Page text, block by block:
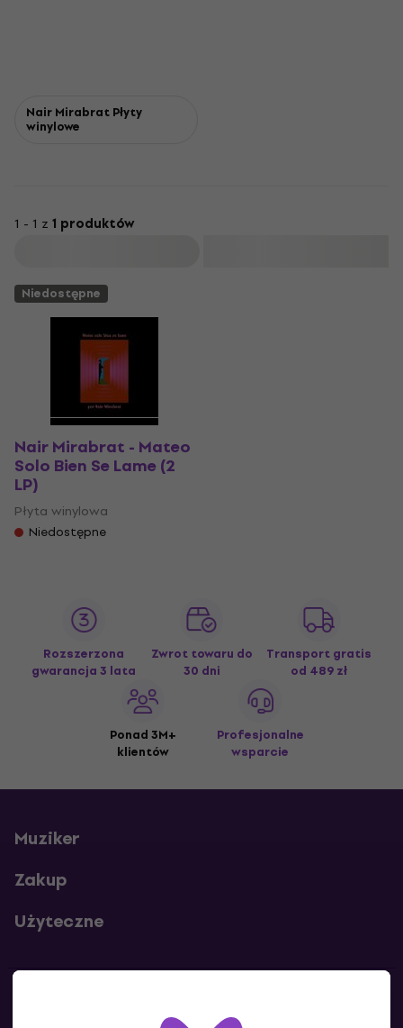
Nair Mirabrat Płyty
winylowe
1 - 1 z 1 produktów
Niedostępne
Nair Mirabrat - Mateo
Solo Bien Se Lame (2
LP)
Płyta winylowa
Niedostępne
Rozszerzona
gwarancja 3 lata
Zwrot towaru do
30 dni
Transport gratis
od 489 zł
Ponad 3M+
klientów
Profesjonalne
wsparcie
Muziker
Zakup
Użyteczne